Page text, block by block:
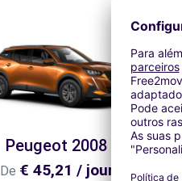
Peugeot 2008
De € 45,21 / jour